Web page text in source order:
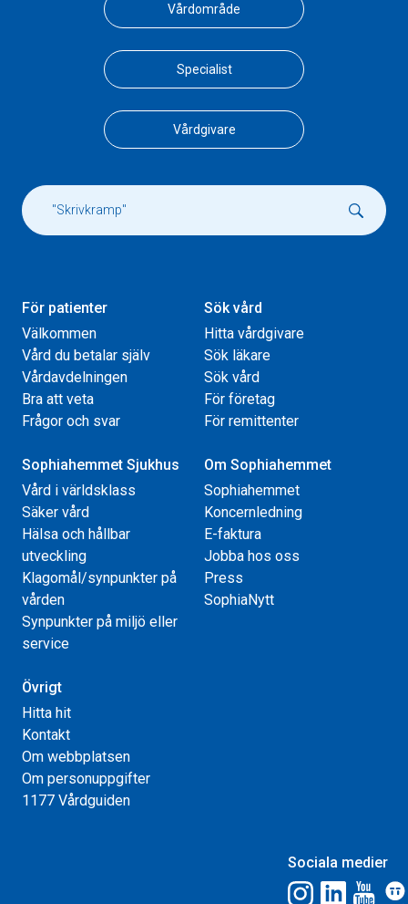
Vårdområde
Specialist
Vårdgivare
För patienter
Välkommen
Vård du betalar själv
Vårdavdelningen
Bra att veta
Frågor och svar
Sök vård
Hitta vårdgivare
Sök läkare
Sök vård
För företag
För remittenter
Sophiahemmet Sjukhus
Vård i världsklass
Säker vård
Hälsa och hållbar
utveckling
Klagomål/synpunkter på
vården
Synpunkter på miljö eller
service
Om Sophiahemmet
Sophiahemmet
Koncernledning
E-faktura
Jobba hos oss
Press
SophiaNytt
Övrigt
Hitta hit
Kontakt
Om webbplatsen
Om personuppgifter
1177 Vårdguiden
Sociala medier